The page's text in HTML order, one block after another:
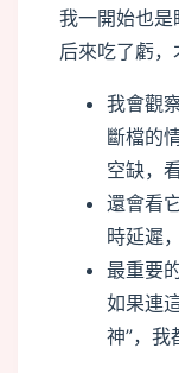
我一開始也是
后來吃了虧，
我會觀
斷檔的
空缺，
還會看
時延遲
最重要
如果連
神”，我